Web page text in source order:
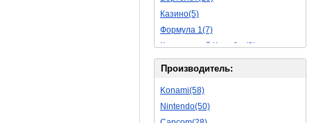
Казино(5)
Формула 1(7)
Космический Корабль(9)
Баскетбол(10)
Мультфильм(20)
Роботы(15)
Производитель:
Konami(58)
Nintendo(50)